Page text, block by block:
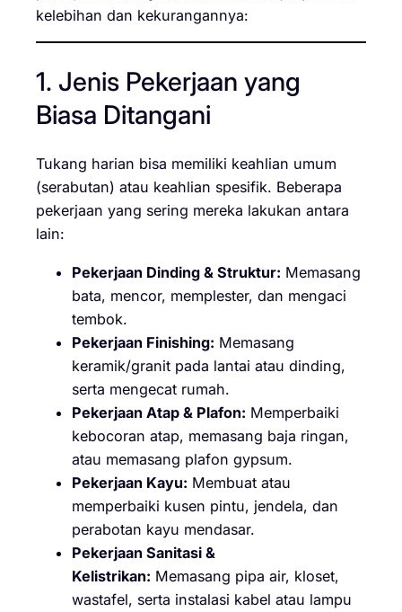
kelebihan dan kekurangannya:
1. Jenis Pekerjaan yang
Biasa Ditangani
Tukang harian bisa memiliki keahlian umum
(serabutan) atau keahlian spesifik. Beberapa
pekerjaan yang sering mereka lakukan antara
lain:
Pekerjaan Dinding & Struktur: Memasang
bata, mencor, memplester, dan mengaci
tembok.
Pekerjaan Finishing: Memasang
keramik/granit pada lantai atau dinding,
serta mengecat rumah.
Pekerjaan Atap & Plafon: Memperbaiki
kebocoran atap, memasang baja ringan,
atau memasang plafon gypsum.
Pekerjaan Kayu: Membuat atau
memperbaiki kusen pintu, jendela, dan
perabotan kayu mendasar.
Pekerjaan Sanitasi &
Kelistrikan: Memasang pipa air, kloset,
wastafel, serta instalasi kabel atau lampu